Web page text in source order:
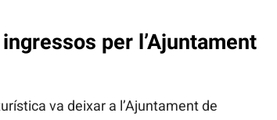
per l’Ajuntament
va deixar a l’Ajuntament de